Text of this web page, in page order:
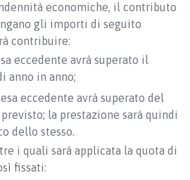
economiche, il contributo
gli importi di seguito
contribuire:
eccedente avrà superato il
anno in anno;
eccedente avrà superato del
la prestazione sarà quindi
dello stesso.
i quali sarà applicata la quota di
fissati: